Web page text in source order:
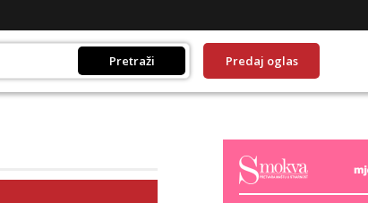
Pretraži Predaj oglas